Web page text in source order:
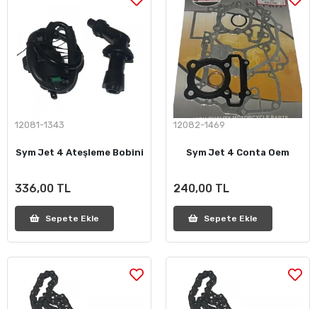
12081-1343
Sym Jet 4 Ateşleme Bobini
336,00 TL
Sepete Ekle
12082-1469
Sym Jet 4 Conta Oem
240,00 TL
Sepete Ekle